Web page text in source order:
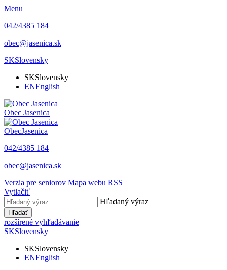
Menu
042/4385 184
obec@jasenica.sk
SKSlovensky
SKSlovensky
ENEnglish
Obec Jasenica
ObecJasenica
042/4385 184
obec@jasenica.sk
Verzia pre seniorov Mapa webu RSS
Vytlačiť
Hľadaný výraz
Hľadať
rozšírené vyhľadávanie
SKSlovensky
SKSlovensky
ENEnglish